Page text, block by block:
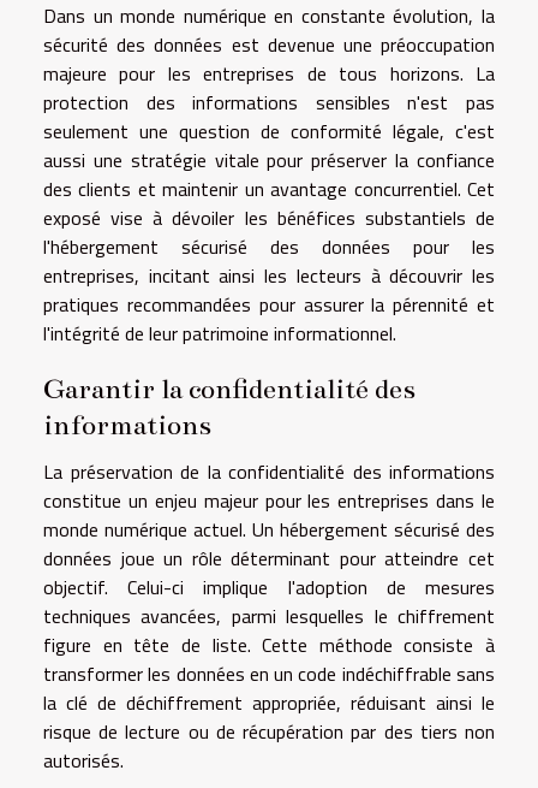
Dans un monde numérique en constante évolution, la
sécurité des données est devenue une préoccupation
majeure pour les entreprises de tous horizons. La
protection des informations sensibles n'est pas
seulement une question de conformité légale, c'est
aussi une stratégie vitale pour préserver la confiance
des clients et maintenir un avantage concurrentiel. Cet
exposé vise à dévoiler les bénéfices substantiels de
l'hébergement sécurisé des données pour les
entreprises, incitant ainsi les lecteurs à découvrir les
pratiques recommandées pour assurer la pérennité et
l'intégrité de leur patrimoine informationnel.
Garantir la confidentialité des
informations
La préservation de la confidentialité des informations
constitue un enjeu majeur pour les entreprises dans le
monde numérique actuel. Un hébergement sécurisé des
données joue un rôle déterminant pour atteindre cet
objectif. Celui-ci implique l'adoption de mesures
techniques avancées, parmi lesquelles le chiffrement
figure en tête de liste. Cette méthode consiste à
transformer les données en un code indéchiffrable sans
la clé de déchiffrement appropriée, réduisant ainsi le
risque de lecture ou de récupération par des tiers non
autorisés.